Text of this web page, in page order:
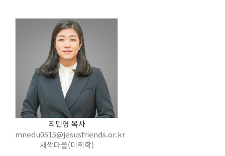
최민영 목사
mnedu0515@jesusfriends.or.kr
새싹마을(미취학)